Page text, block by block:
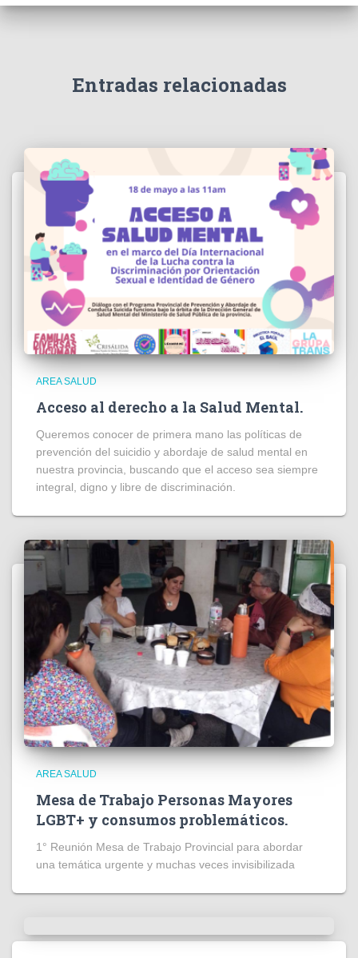
Entradas relacionadas
AREA SALUD
Acceso al derecho a la Salud Mental.
Queremos conocer de primera mano las políticas de
prevención del suicidio y abordaje de salud mental en
nuestra provincia, buscando que el acceso sea siempre
integral, digno y libre de discriminación.
AREA SALUD
Mesa de Trabajo Personas Mayores
LGBT+ y consumos problemáticos.
1° Reunión Mesa de Trabajo Provincial para abordar
una temática urgente y muchas veces invisibilizada